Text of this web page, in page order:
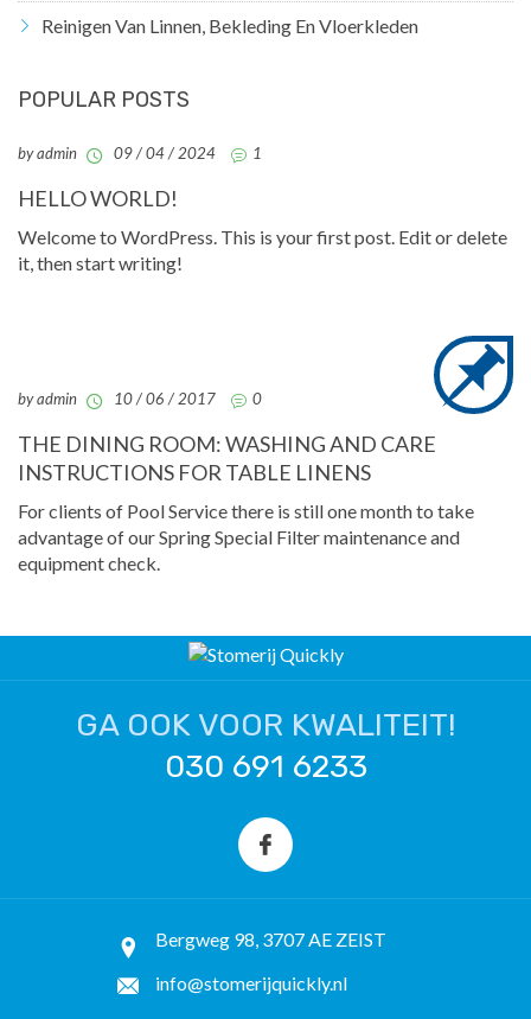
Reinigen Van Linnen, Bekleding En Vloerkleden
POPULAR POSTS
by admin 09 / 04 / 2024 1
HELLO WORLD!
Welcome to WordPress. This is your first post. Edit or delete
it, then start writing!
by admin 10 / 06 / 2017 0
THE DINING ROOM: WASHING AND CARE
INSTRUCTIONS FOR TABLE LINENS
For clients of Pool Service there is still one month to take
advantage of our Spring Special Filter maintenance and
equipment check.
GA OOK VOOR KWALITEIT!
030 691 6233
Bergweg 98, 3707 AE ZEIST
info@stomerijquickly.nl